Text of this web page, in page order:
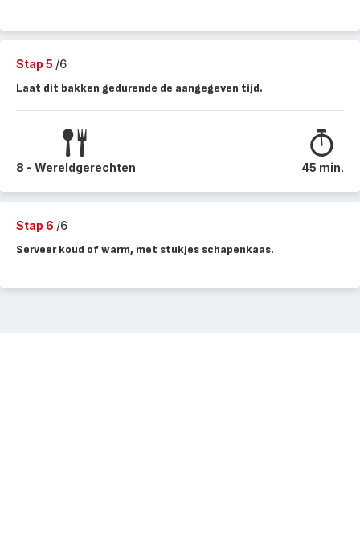
Stap 5 /6
Laat dit bakken gedurende de aangegeven tijd.
8 - Wereldgerechten 45 min.
Stap 6 /6
Serveer koud of warm, met stukjes schapenkaas.